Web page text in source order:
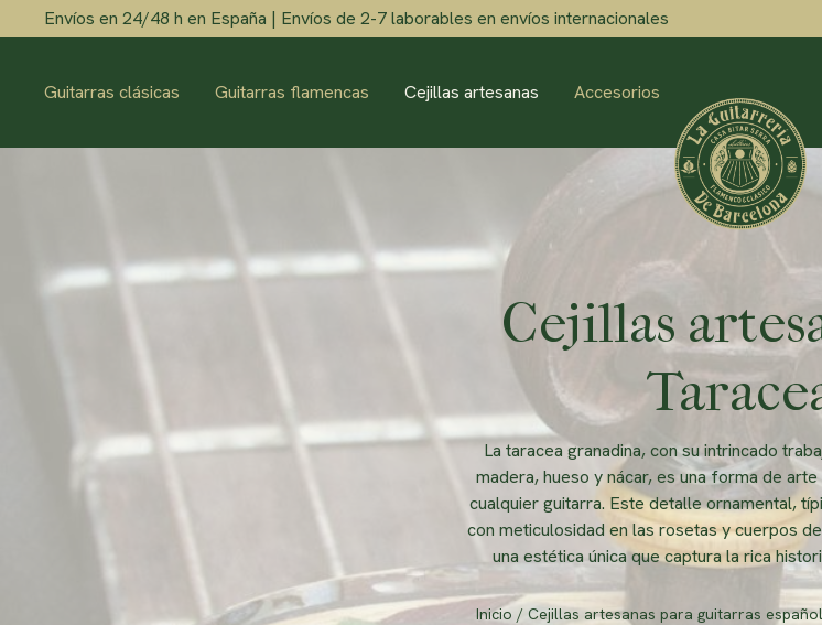
to
Envíos en 24/48 h en España | Envíos de 2-7 laborables en envíos internacionales
Guitarras clásicas Guitarras flamencas Cejillas artesanas Accesorios
Cejillas
La taracea granadina, con su intrincado
madera, hueso y nácar, es una forma de
cualquier guitarra. Este detalle ornamental,
con meticulosidad en las rosetas y cuerpos
una estética única que captura la rica
Inicio / Cejillas artesanas para guitarras